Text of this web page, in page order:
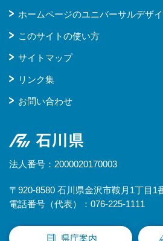
ホームページのユニバーサルデザ
このサイトの使い方
サイトマップ
リンク集
お問い合わせ
石川県
法人番号：2000020170003
〒920-8580 石川県金沢市鞍月1丁目1
電話番号（代表）：076-225-1111
県庁案内